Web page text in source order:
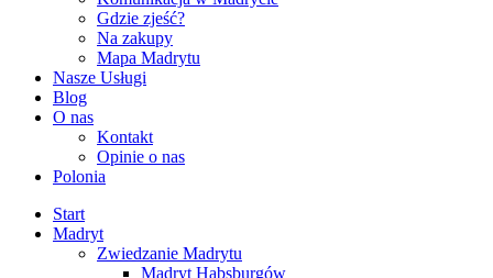
Gdzie zjeść?
Na zakupy
Mapa Madrytu
Nasze Usługi
Blog
O nas
Kontakt
Opinie o nas
Polonia
Start
Madryt
Zwiedzanie Madrytu
Madryt Habsburgów